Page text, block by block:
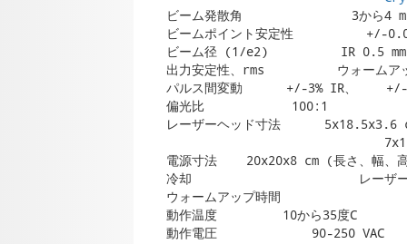
ビーム発散角               3から4
ビームポイント安定性          +/-
ビーム径 (1/e2)          IR 0.5 mm、
出力安定性、rms          ウォームアッ
パルス間変動      +/-3% IR、    +/-
偏光比            100:1
レーザーヘッド寸法      5x18.5x3.6
電源寸法    20x20x8 cm (長さ、幅、
冷却                       レーザーヘ
ウォームアップ時間
動作温度         10から35度C
動作電圧             90-250 VAC